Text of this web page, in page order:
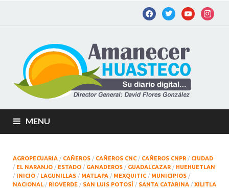
MENU
AGROPECUARIA / CAÑEROS / CAÑEROS CNC / CAÑEROS CNPR / CIUDAD
/ EL NARANJO / ESTADO / GANADEROS / GUADALCAZAR / HUEHUETLAN
/ INICIO / LAGUNILLAS / MATLAPA / MEXQUITIC / MUNICIPIOS /
NACIONAL / RIOVERDE / SAN LUIS POTOSÍ / SANTA CATARINA / XILITLA